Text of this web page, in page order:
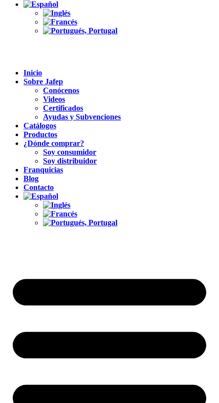
Inicio
Sobre Jafep
Conócenos
Videos
Certificados
Ayudas y Subvenciones
Catálogos
Productos
¿Dónde comprar?
Soy consumidor
Soy distribuidor
Franquicias
Blog
Contacto